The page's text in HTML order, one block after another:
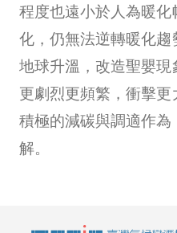
程度也遠小於人為暖
化，仍無法逆轉暖化
地球升溫，改造聖嬰
更劇烈更頻繁，衝擊
積極的減碳與調適作
解。